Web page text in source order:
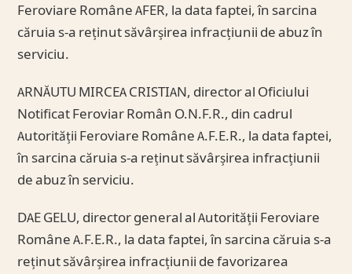
Feroviare Române AFER, la data faptei, în sarcina
căruia s-a reținut săvârșirea infracțiunii de abuz în
serviciu.
ARNĂUTU MIRCEA CRISTIAN, director al Oficiului
Notificat Feroviar Român O.N.F.R., din cadrul
Autorității Feroviare Române A.F.E.R., la data faptei,
în sarcina căruia s-a reținut săvârșirea infracțiunii
de abuz în serviciu.
DAE GELU, director general al Autorității Feroviare
Române A.F.E.R., la data faptei, în sarcina căruia s-a
reținut săvârșirea infracțiunii de favorizarea